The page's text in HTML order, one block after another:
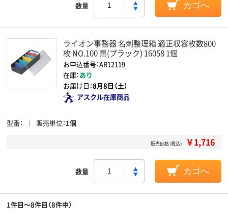
数量 カゴへ
ライオン事務器 名刺整理箱 適正収容枚数800
枚 NO.100 黒(ブラック) 16058 1個
お申込番号：AR12119
在庫：あり
お届け日：8月8日（土）
アスクル在庫商品
型番 販売単位 1個
販売価格（税込） ￥1,716
数量 カゴへ
1件目～8件目（8件中）